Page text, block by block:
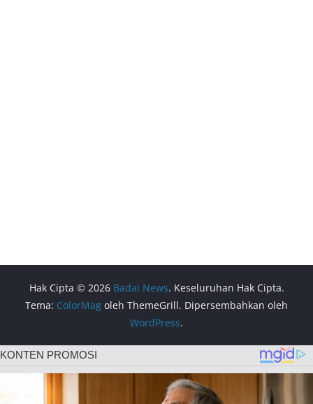
Hak Cipta © 2026 Badai News. Keseluruhan Hak Cipta.
Tema: ColorMag oleh ThemeGrill. Dipersembahkan oleh
WordPress.